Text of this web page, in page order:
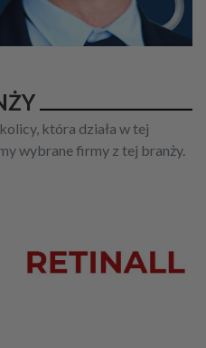
która działa w tej
wybrane firmy z tej branży.